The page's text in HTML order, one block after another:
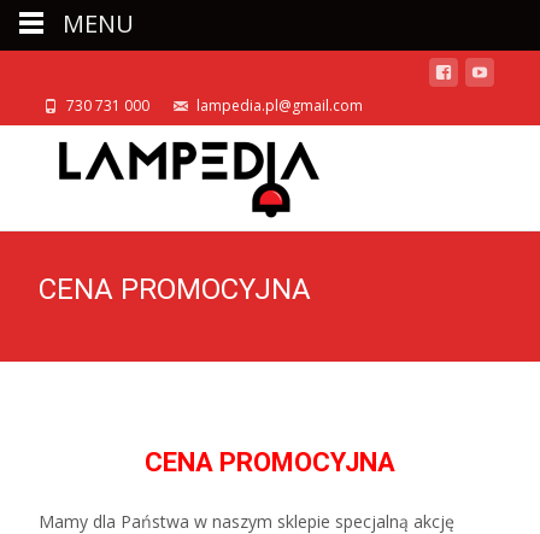
730 731 000 lampedia.pl@gmail.com
CENA PROMOCYJNA
CENA PROMOCYJNA
Mamy dla Państwa w naszym sklepie specjalną akcję
MENU